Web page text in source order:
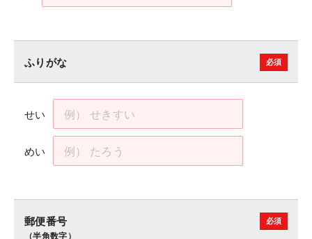
ふりがな
せい
めい
郵便番号
（半角数字）